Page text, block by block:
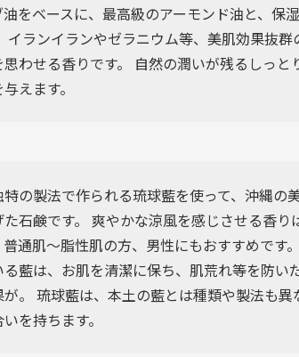
油をベースに、最高級のアーモンド油と、保
イランイランやゼラニウム等、美肌効果抜
わせる香りです。 自然の潤いが残るしっ
えます。
特の製法で作られる琉球藍を使って、沖縄の
石鹸です。 爽やかな涼風を感じさせる香
普通肌～脂性肌の方、男性にもおすすめです
る藍は、お肌を清潔に保ち、肌荒れ等を防い
が。 琉球藍は、本土の藍とは種類や製法も
を持ちます。